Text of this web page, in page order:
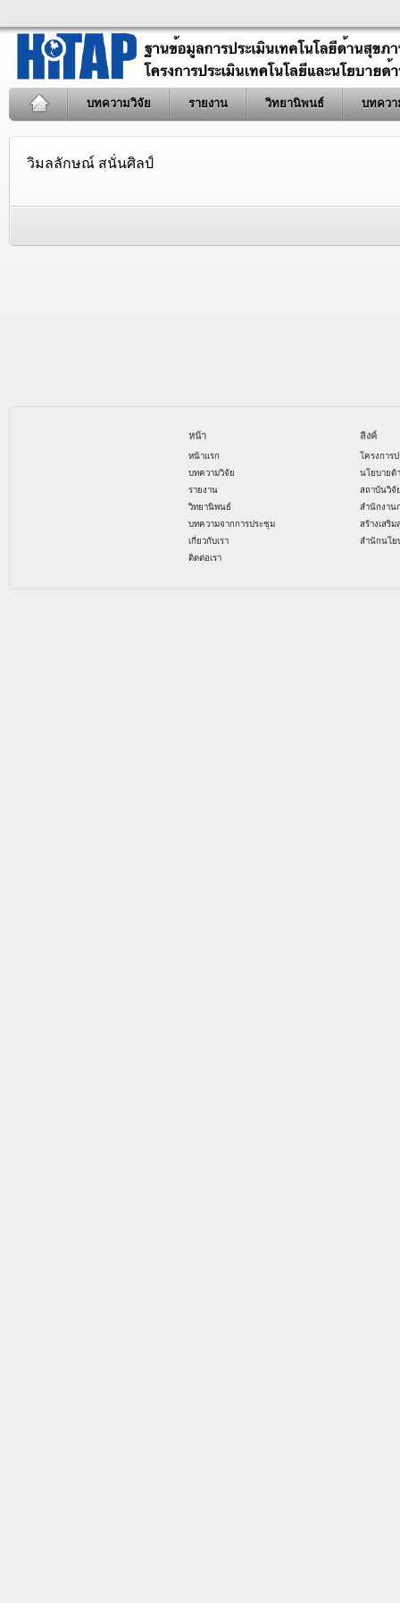
บทความวิจัย รายงาน วิทยานิพนธ์ บทควา
วิมลลักษณ์ สนั่นศิลป์
หน้า
หน้าแรก
บทความวิจัย
รายงาน
วิทยานิพนธ์
บทความจากการประชุม
เกี่ยวกับเรา
ติดต่อเรา
ลิงค์
โครงการ
นโยบายด้
สถาบันวิจั
สำนักงาน
สร้างเสริ
สำนักนโย